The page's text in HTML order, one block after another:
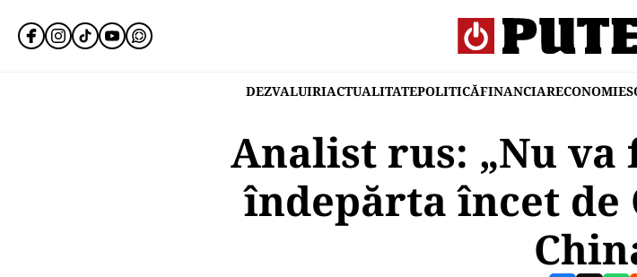
DEZVALUIRIACTUALITATEPOLITICĂFINANCIARECONOMIE
Analist rus: „Nu va
îndepărta încet de